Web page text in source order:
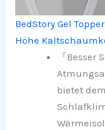
BedStory Gel
Höhe
『
bietet